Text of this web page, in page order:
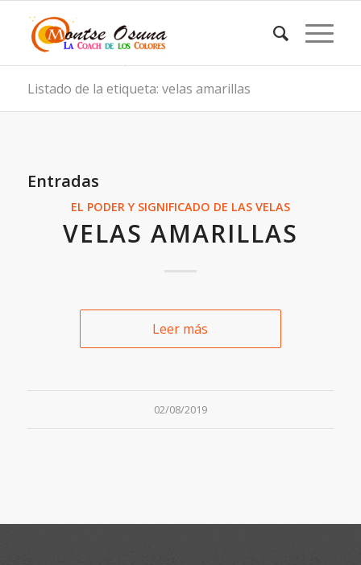
Listado de la etiqueta: velas amarillas
Entradas
EL PODER Y SIGNIFICADO DE LAS VELAS
VELAS AMARILLAS
Leer más
02/08/2019